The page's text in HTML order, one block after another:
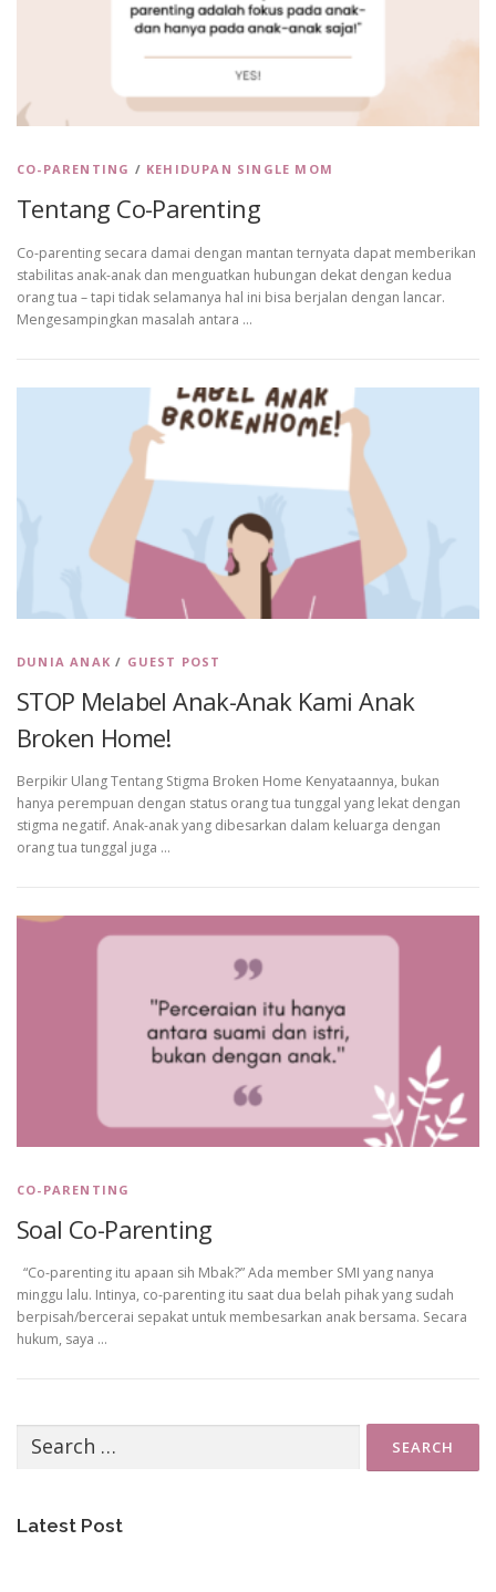
CO-PARENTING / KEHIDUPAN SINGLE MOM
Tentang Co-Parenting
Co-parenting secara damai dengan mantan ternyata dapat memberikan
stabilitas anak-anak dan menguatkan hubungan dekat dengan kedua
orang tua – tapi tidak selamanya hal ini bisa berjalan dengan lancar.
Mengesampingkan masalah antara …
DUNIA ANAK / GUEST POST
STOP Melabel Anak-Anak Kami Anak
Broken Home!
Berpikir Ulang Tentang Stigma Broken Home Kenyataannya, bukan
hanya perempuan dengan status orang tua tunggal yang lekat dengan
stigma negatif. Anak-anak yang dibesarkan dalam keluarga dengan
orang tua tunggal juga …
CO-PARENTING
Soal Co-Parenting
“Co-parenting itu apaan sih Mbak?” Ada member SMI yang nanya
minggu lalu. Intinya, co-parenting itu saat dua belah pihak yang sudah
berpisah/bercerai sepakat untuk membesarkan anak bersama. Secara
hukum, saya …
for:
Latest Post